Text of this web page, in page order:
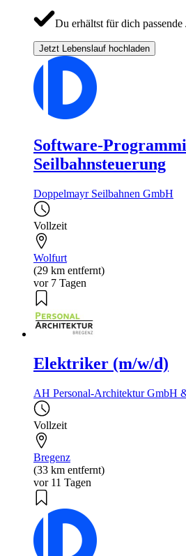
Du erhältst für dich passende
Jetzt Lebenslauf hochladen
Software-
Seilbahnsteuerung
Doppelmayr Seilbahnen GmbH
Vollzeit
Wolfurt
(29 km entfernt)
vor 7 Tagen
Elektriker (m/w/d)
AH Personal-Architektur GmbH
Vollzeit
Bregenz
(33 km entfernt)
vor 11 Tagen